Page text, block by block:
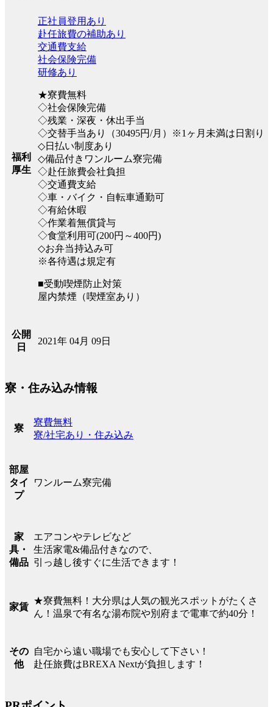
福利
厚生
正社員登用あり
赴任旅費の補助あり
交通費支給
社会保険完備
研修あり
★寮費無料
◇社会保険完備
◇残業・深夜・休出手当
◇交替手当あり（30495円/月）※1ヶ月未満は日割り
◇日払い制度あり
◇備品付きワンルーム寮完備
◇赴任旅費会社負担
◇交通費支給
◇車・バイク・自転車通勤可
◇有給休暇
◇作業着無償貸与
◇食堂利用可(200円～400円)
◇お弁当持込み可
※各待遇は規定有
■受動喫煙防止対策
屋内禁煙（喫煙室あり）
公開
日
2021年 04月 09日
寮・住み込み情報
寮
寮費無料
寮/社宅あり・住み込み
部屋
タイ
プ
ワンルーム寮完備
家
具・
備品
エアコンやテレビなど
生活家電&備品付きなので、
引っ越し後すぐに生活できます！
家賃
★寮費無料！大分県は人気の観光スポットがたくさ
ん！温泉で有名な湯布院や別府まで電車で約40分！
その
他
自宅から遠い職場でも安心して下さい！
赴任旅費はBREXA Nextが負担します！